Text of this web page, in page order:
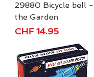
29880 Bicycle bell
the Garden
Price
CHF 14.95